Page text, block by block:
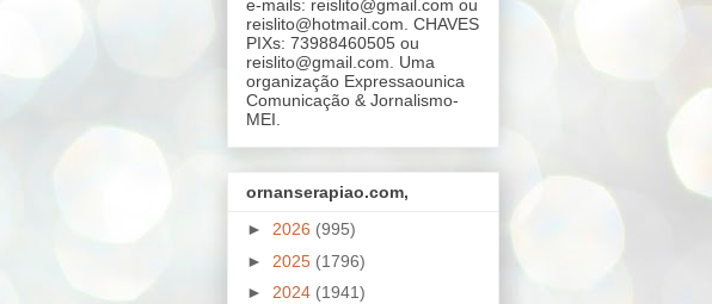
e-mails: reislito@gmail.com ou
reislito@hotmail.com. CHAVES
PIXs: 73988460505 ou
reislito@gmail.com. Uma
organização Expressaounica
Comunicação & Jornalismo-
MEI.
ornanserapiao.com,
► 2026 (995)
► 2025 (1796)
► 2024 (1941)